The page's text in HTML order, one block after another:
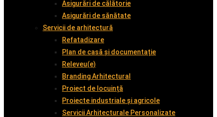
Asigurări de călătorie
Asigurări de sănătate
Servicii de arhitectură
Refatadizare
Plan de casă și documentație
Releveu(e)
Branding Arhitectural
Proiect de locuință
Proiecte industriale și agricole
Servicii Arhitecturale Personalizate